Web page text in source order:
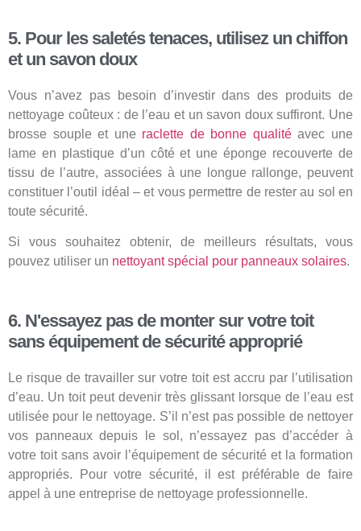
5. Pour les saletés tenaces, utilisez un chiffon
et un savon doux
Vous n’avez pas besoin d’investir dans des produits de
nettoyage coûteux : de l’eau et un savon doux suffiront. Une
brosse souple et une raclette de bonne qualitéavec une
lame en plastique d’un côté et une éponge recouverte de
tissu de l’autre, associées à une longue rallonge, peuvent
constituer l’outil idéal – et vous permettre de rester au sol en
toute sécurité.
Si vous souhaitez obtenir, de meilleurs résultats, vous
pouvez utiliser un nettoyant spécial pour panneaux solaires.
6. N'essayez pas de monter sur votre toit
sans équipement de sécurité approprié
Le risque de travailler sur votre toit est accru par l’utilisation
d’eau. Un toit peut devenir très glissant lorsque de l’eau est
utilisée pour le nettoyage. S’il n’est pas possible de nettoyer
vos panneaux depuis le sol, n’essayez pas d’accéder à
votre toit sans avoir l’équipement de sécurité et la formation
appropriés. Pour votre sécurité, il est préférable de faire
appel à une entreprise de nettoyage professionnelle.